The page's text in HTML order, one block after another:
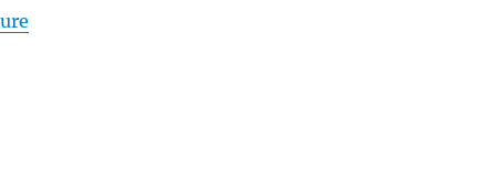
de « Maintenir la division »